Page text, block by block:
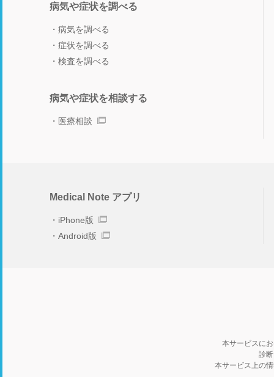
病気や症状を調べる
病気を調べる
症状を調べる
検査を調べる
病気や症状を相談する
医療相談
Medical Note アプリ
iPhone版
Android版
本サービスに
診
本サービス上の